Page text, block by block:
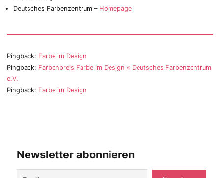
Deutsches Farbenzentrum – Homepage
Pingback: Farbe im Design
Pingback: Farbenpreis Farbe im Design « Deutsches Farbenzentrum
e.V.
Pingback: Farbe im Design
Newsletter abonnieren